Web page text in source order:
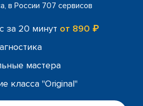
в России 707 сервисов
за 20 минут от 890 ₽
мастера
класса "Original"